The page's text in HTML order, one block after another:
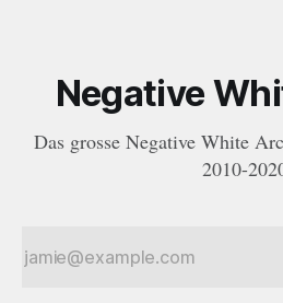
Negative
Das grosse Negative White
2010-